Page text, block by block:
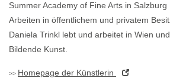
Summer Academy of Fine Arts in Salzburg
Arbeiten in öffentlichem und privatem
Daniela Trinkl lebt und arbeitet in Wien
Bildende Kunst.
Homepage der Künstlerin